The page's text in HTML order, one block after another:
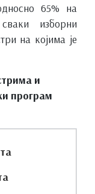
65% на
изборни
на којима је
и
програм